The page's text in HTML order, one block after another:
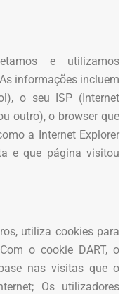
e utilizamos
informações incluem
o seu ISP (Internet
outro), o browser que
a Internet Explorer
e que página visitou
utiliza cookies para
o cookie DART, o
nas visitas que o
Os utilizadores